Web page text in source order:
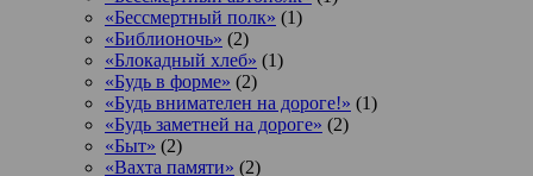
«Бессмертный полк» (1)
«Библионочь» (2)
«Блокадный хлеб» (1)
«Будь в форме» (2)
«Будь внимателен на дороге!» (1)
«Будь заметней на дороге» (2)
«Быт» (2)
«Вахта памяти» (2)